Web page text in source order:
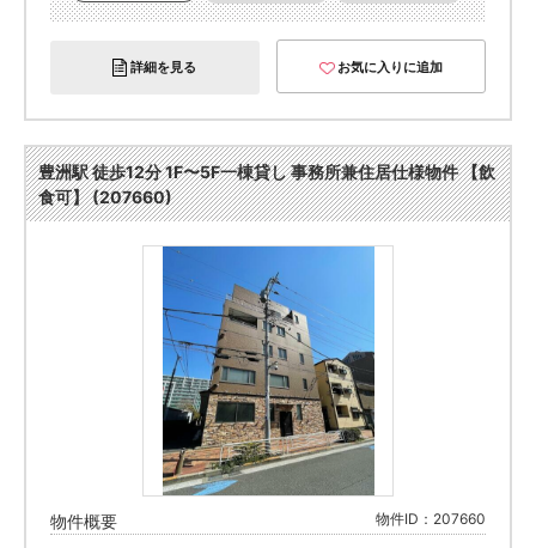
詳細を見る お気に入りに追加
豊洲駅 徒歩12分 1F〜5F一棟貸し 事務所兼住居仕様物件 【飲
食可】 (207660)
物件概要 物件ID：207660